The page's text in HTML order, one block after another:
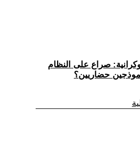
صراع على النظام
حضاريين؟